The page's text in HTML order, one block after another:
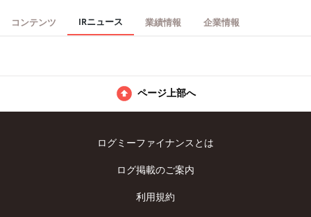
コンテンツ IRニュース 業績情報 企業情報
ページ上部へ
ログミーファイナンスとは
ログ掲載のご案内
利用規約